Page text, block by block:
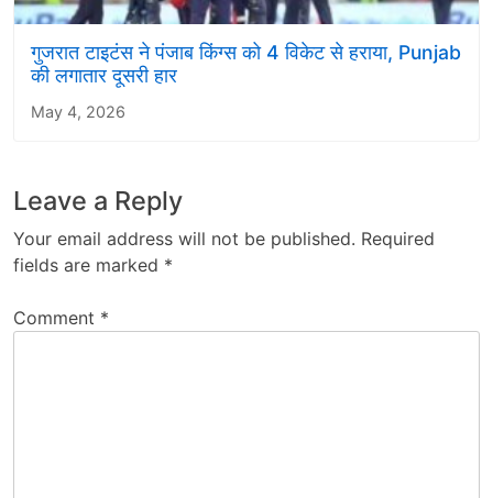
गुजरात टाइटंस ने पंजाब किंग्स को 4 विकेट से हराया, Punjab
की लगातार दूसरी हार
May 4, 2026
Leave a Reply
Your email address will not be published. Required
fields are marked *
Comment *